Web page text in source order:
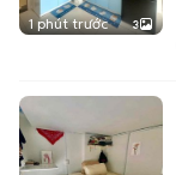
1 phút trước 3